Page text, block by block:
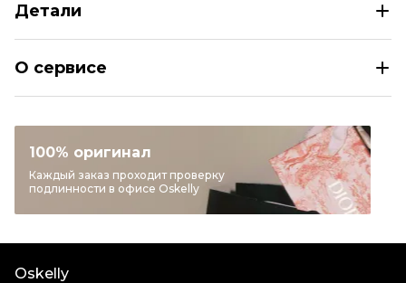
Детали
Категория
Сумки с короткими ручками
Бренд
HERMES
Модель
Kelly
О сервисе
100% оригинал
Каждый заказ проходит проверку
подлинности в офисе Oskelly
Oskelly